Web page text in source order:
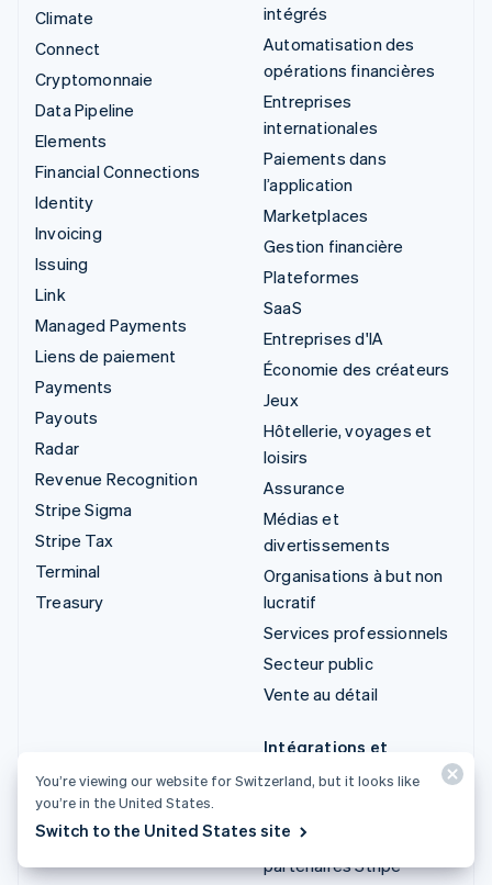
Climate
Connect
Cryptomonnaie
Data Pipeline
Elements
Financial Connections
Identity
Invoicing
Issuing
Link
Managed Payments
Liens de paiement
Payments
Payouts
Radar
Revenue Recognition
Stripe Sigma
Stripe Tax
Terminal
Treasury
intégrés
Automatisation des
opérations financières
Entreprises
internationales
Paiements dans
l’application
Marketplaces
Gestion financière
Plateformes
SaaS
Entreprises d'IA
Économie des créateurs
Jeux
Hôtellerie, voyages et
loisirs
Assurance
Médias et
divertissements
Organisations à but non
lucratif
Services professionnels
Secteur public
Vente au détail
Intégrations et
solutions sur mesure
Écosystème de
partenaires Stripe
You’re viewing our website for Switzerland, but it looks like
you’re in the United States.
Switch to the United States site